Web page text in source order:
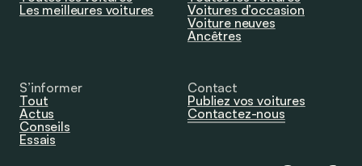
Les meilleures voitures
Voitures d’occasion
Voiture neuves
Ancêtres
S’informer
Tout
Actus
Conseils
Essais
Contact
Publiez vos voitures
Contactez-nous